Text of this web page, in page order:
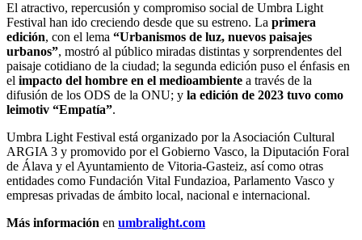
El atractivo, repercusión y compromiso social de Umbra Light
Festival han ido creciendo desde que su estreno. La primera
edición, con el lema “Urbanismos de luz, nuevos paisajes
urbanos”, mostró al público miradas distintas y sorprendentes del
paisaje cotidiano de la ciudad; la segunda edición puso el énfasis en
el impacto del hombre en el medioambiente a través de la
difusión de los ODS de la ONU; y la edición de 2023 tuvo como
leimotiv “Empatía”.
Umbra Light Festival está organizado por la Asociación Cultural
ARGIA 3 y promovido por el Gobierno Vasco, la Diputación Foral
de Álava y el Ayuntamiento de Vitoria-Gasteiz, así como otras
entidades como Fundación Vital Fundazioa, Parlamento Vasco y
empresas privadas de ámbito local, nacional e internacional.
Más información en umbralight.com